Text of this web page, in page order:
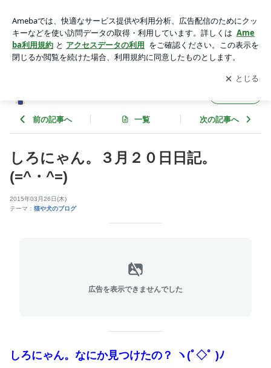
自然と楽しい山登り】
アプリをダウンロードして ブログの更新通知
を受け取りまし
ょう。
開く
前の記事へ 一覧 次の記事へ
しろにゃん。３月２０日日記。
(=^・^=)
2015年03月26日(木)
テーマ： 猫や犬のブログ
広告を表示できませんでした
しろにゃん。なにか見つけたの？ ヽ(ﾟ◇ﾟ )ﾉ